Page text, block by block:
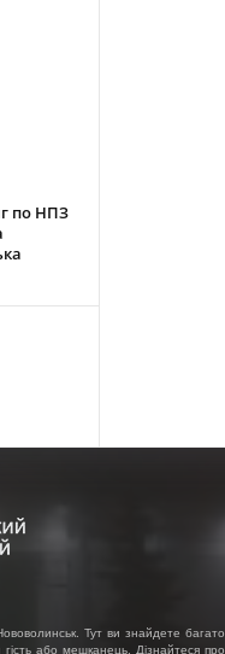
по НПЗ
Тут ви знайдете багато
або мешканець. Дізнайтеся про